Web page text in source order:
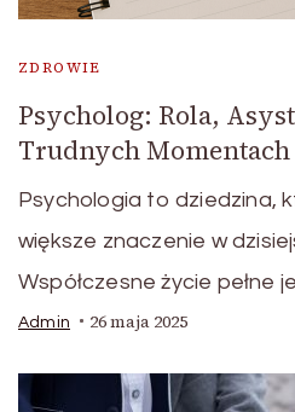
ZDROWIE
Psycholog: Rola,
Trudnych Momentach
Psychologia to dziedzina,
większe znaczenie w
Współczesne życie pełne
Admin 26 maja 2025